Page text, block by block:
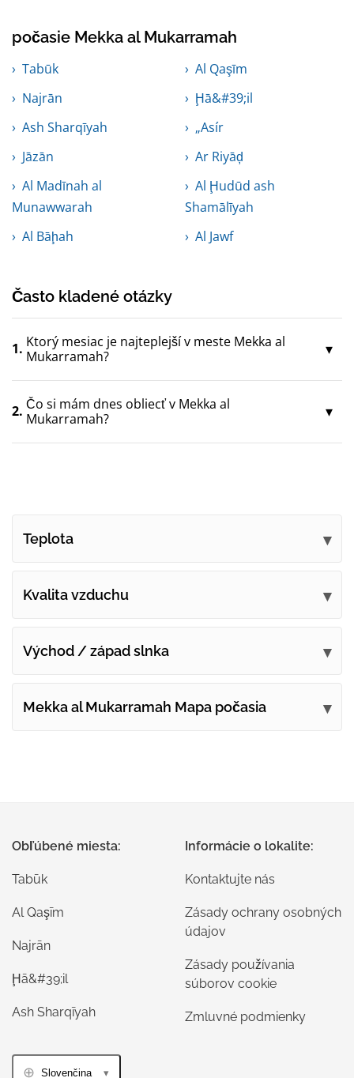
počasie Mekka al Mukarramah
Tabūk
Al Qaşīm
Najrān
Ḩā&#39;il
Ash Sharqīyah
„Asír
Jāzān
Ar Riyāḑ
Al Madīnah al
Munawwarah
Al Ḩudūd ash
Shamālīyah
Al Bāḩah
Al Jawf
Často kladené otázky
1. Ktorý mesiac je najteplejší v meste Mekka al
Mukarramah?
2. Čo si mám dnes obliecť v Mekka al
Mukarramah?
Teplota
Kvalita vzduchu
Východ / západ slnka
Mekka al Mukarramah Mapa počasia
Obľúbené miesta:
Tabūk
Al Qaşīm
Najrān
Ḩā&#39;il
Ash Sharqīyah
Informácie o lokalite:
Kontaktujte nás
Zásady ochrany osobných
údajov
Zásady používania
súborov cookie
Zmluvné podmienky
Slovenčina